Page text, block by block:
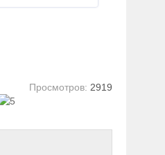
Просмотров: 2919